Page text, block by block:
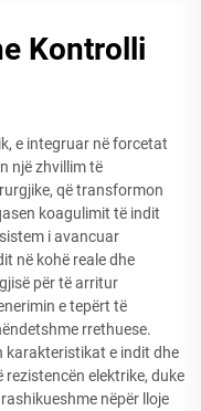
Kontrolli
e integruar në forcetat
një zhvillim të
që transformon
koagulimit të indit
i avancuar
në kohë reale dhe
për të arritur
e tepërt të
rrethuese.
karakteristikat e indit dhe
elektrike, duke
nëpër lloje